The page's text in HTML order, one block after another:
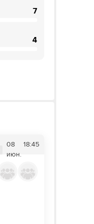
7
4
08
июн.
18:45